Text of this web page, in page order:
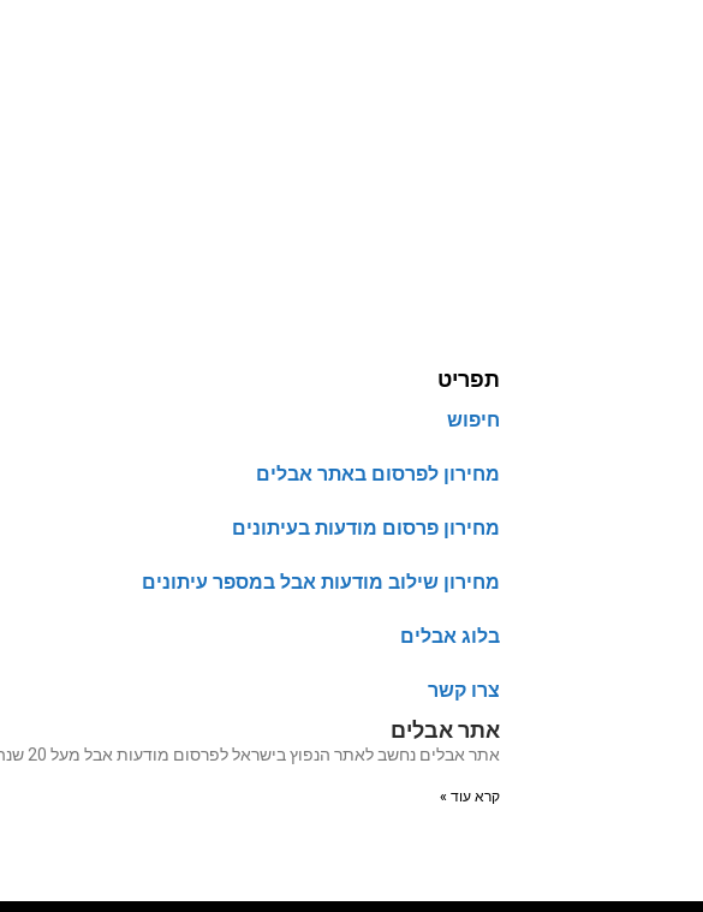
תפריט
חיפוש
מחירון לפרסום באתר אבלים
מחירון פרסום מודעות בעיתונים
מחירון שילוב מודעות אבל במספר עיתונים
בלוג אבלים
צרו קשר
אתר אבלים
אתר אבלים נחשב לאתר הנפוץ בישראל לפרסום מודעות אבל מעל 20 שנה האתר עבר לאחרונה שדרוג מערכות על מנת שכל
קרא עוד »